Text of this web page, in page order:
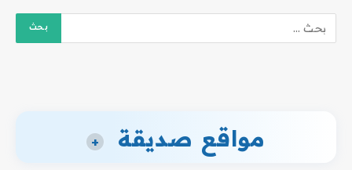
مواقع صديقة +